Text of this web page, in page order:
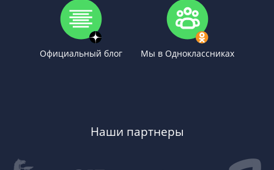
Официальный блог Мы в Одноклассниках
Наши партнеры